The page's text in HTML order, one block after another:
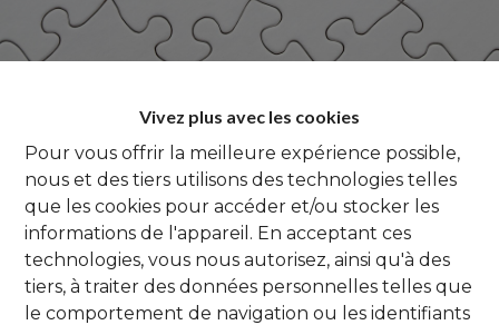
Vivez plus avec les cookies
Pour vous offrir la meilleure expérience possible,
nous et des tiers utilisons des technologies telles
que les cookies pour accéder et/ou stocker les
informations de l'appareil. En acceptant ces
technologies, vous nous autorisez, ainsi qu'à des
tiers, à traiter des données personnelles telles que
le comportement de navigation ou les identifiants
Oups, cette page n'existe plus
À Vendre À Louer